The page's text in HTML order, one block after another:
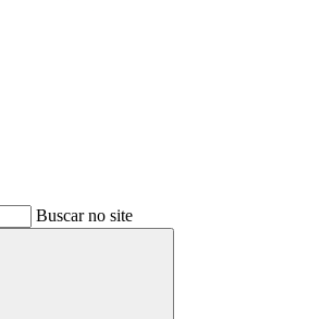
Buscar no site